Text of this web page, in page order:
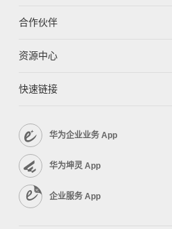
合作伙伴
资源中心
快速链接
华为企业业务 App
华为坤灵 App
企业服务 App